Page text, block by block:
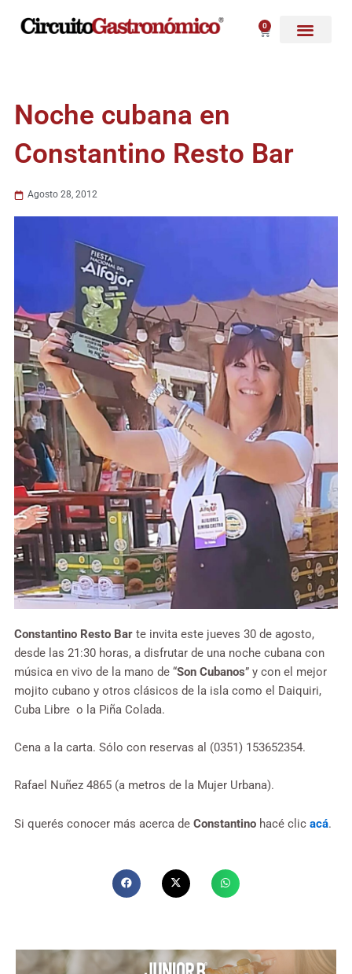
0
Carrito
Noche cubana en
Constantino Resto Bar
Agosto 28, 2012
Constantino Resto Bar te invita este jueves 30 de agosto,
desde las 21:30 horas, a disfrutar de una noche cubana con
música en vivo de la mano de “Son Cubanos” y con el mejor
mojito cubano y otros clásicos de la isla como el Daiquiri,
Cuba Libre o la Piña Colada.
Cena a la carta. Sólo con reservas al (0351) 153652354.
Rafael Nuñez 4865 (a metros de la Mujer Urbana).
Si querés conocer más acerca de Constantino hacé clic acá.